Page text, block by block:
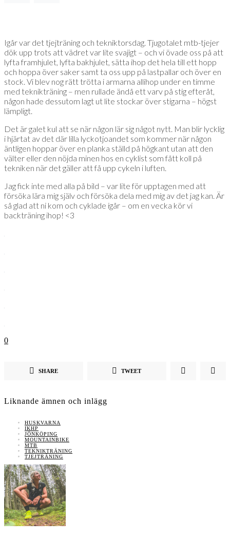
Igår var det tjejträning och tekniktorsdag. Tjugotalet mtb-tjejer
dök upp trots att vädret var lite svajigt – och vi övade oss på att
lyfta framhjulet, lyfta bakhjulet, sätta ihop det hela till ett hopp
och hoppa över saker samt ta oss upp på lastpallar och över en
stock. Vi blev nog rätt trötta i armarna allihop under en timme
med teknikträning – men rullade ändå ett varv på stig efteråt,
någon hade dessutom lagt ut lite stockar över stigarna – högst
lämpligt.
Det är galet kul att se när någon lär sig något nytt. Man blir lycklig
i hjärtat av det där lilla lyckotjoandet som kommer när någon
äntligen hoppar över en planka ställd på högkant utan att den
välter eller den nöjda minen hos en cyklist som fått koll på
tekniken när det gäller att få upp cykeln i luften.
Jag fick inte med alla på bild – var lite för upptagen med att
försöka lära mig själv och försöka dela med mig av det jag kan. Är
så glad att ni kom och cyklade igår – om en vecka kör vi
backträning ihop! <3
0
SHARE TWEET
Liknande ämnen och inlägg
HUSKVARNA
IKHP
JÖNKÖPING
MOUNTAINBIKE
MTB
TEKNIKTRÄNING
TJEJTRÄNING